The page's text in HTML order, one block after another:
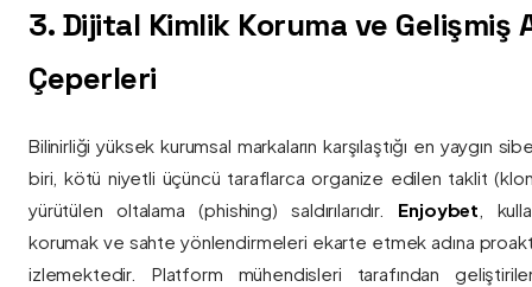
3. Dijital Kimlik Koruma ve Gelişmiş
Çeperleri
Bilinirliği yüksek kurumsal markaların karşılaştığı en yaygın
biri, kötü niyetli üçüncü taraflarca organize edilen taklit
yürütülen oltalama (phishing) saldırılarıdır. Enjoybet ,
korumak ve sahte yönlendirmeleri ekarte etmek adına
izlemektedir. Platform mühendisleri tarafından